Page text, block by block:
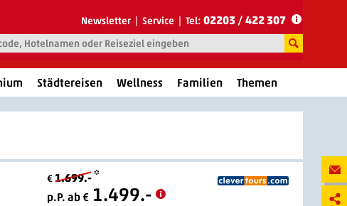
Newsletter Service Tel: 02203 / 422 307
Städtereisen Wellness Familien Themen
€ 1.699.-*
p.P. ab € 1.499.-